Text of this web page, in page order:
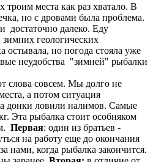
места как раз хватало. В
но с дровами была проблема.
достаточно далеко. Еду
геологических
остывала, но погода стояла уже
неудобства "зимней" рыбалки
слова совсем. Мы долго не
а потом ситуация
донки ловили налимов. Самые
Эта рыбалка стоит особняком
Первая: один из братьев -
на работу еще до окончания
нами, когда рыбалка закончится.